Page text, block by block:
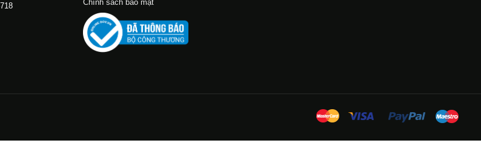
Chính sách bảo mật